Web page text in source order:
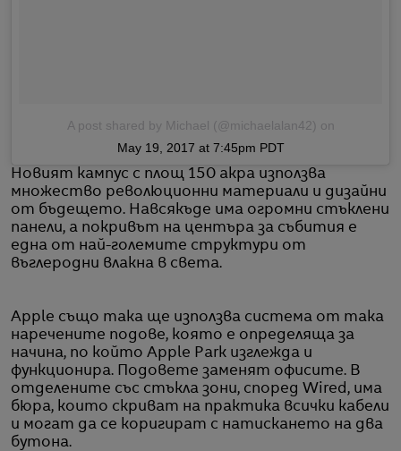
A post shared by Michael (@michaelalan42) on
May 19, 2017 at 7:45pm PDT
Новият кампус с площ 150 акра използва
множество революционни материали и дизайни
от бъдещето. Навсякъде има огромни стъклени
панели, а покривът на центъра за събития е
една от най-големите структури от
въглеродни влакна в света.
Apple също така ще използва система от така
наречените подове, която е определяща за
начина, по който Apple Park изглежда и
функционира. Подовете заменят офисите. В
отделените със стъкла зони, според Wired, има
бюра, които скриват на практика всички кабели
и могат да се коригират с натискането на два
бутона.